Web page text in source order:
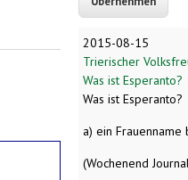
2015-08-15
Trierischer
Was ist Esperanto?
Was ist Esperanto?
a) ein
(Wochenend